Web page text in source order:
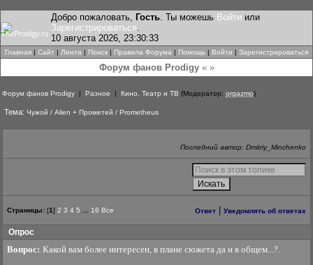
Добро пожаловать, Гость. Ты можешь Войти или
Зарегистрироваться.
10 августа 2026, 23:30:33
Главная | Сайт | Лента | Поиск | Правила Форума | Помощь | Войти | Зарегистрироваться
Форум фанов Prodigy« »
Форум фанов Prodigy | Разное | Кино, Театр и ТВ (Модератор: orgazmo)
Тема: Чужой / Alien + Прометей / Prometheus
Последний автор: Dmitriy_Minchenko
Страницы: [1] 2 3 4 5 16 Все Ответ Уведомлять об ответах
Опрос
Вопрос: Какой вам более интересен, в плане сюжета да и в общем...?.